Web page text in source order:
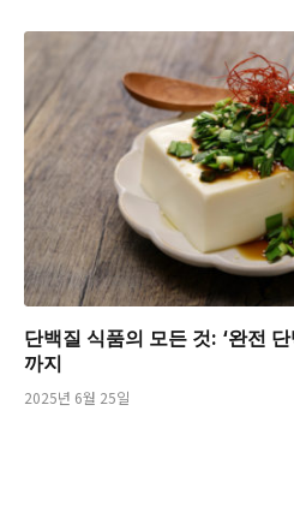
단백질 식품의 모든 것: ‘완전
까지
2025년 6월 25일